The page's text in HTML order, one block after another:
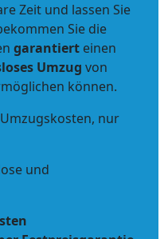
Zeit und lassen Sie
Sie die
garantiert einen
Umzug von
können.
nur
und